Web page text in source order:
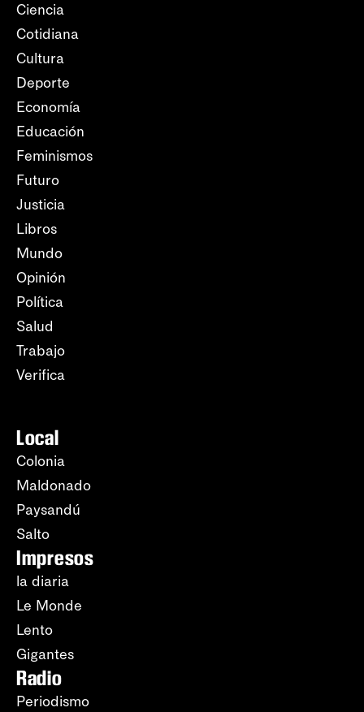
Ciencia
Cotidiana
Cultura
Deporte
Economía
Educación
Feminismos
Futuro
Justicia
Libros
Mundo
Opinión
Política
Salud
Trabajo
Verifica
Local
Colonia
Maldonado
Paysandú
Salto
Impresos
la diaria
Le Monde
Lento
Gigantes
Radio
Periodismo